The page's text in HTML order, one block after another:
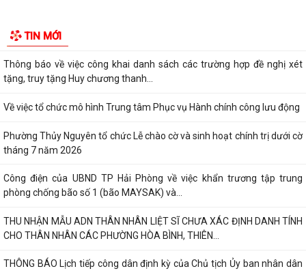
TIN MỚI
sở dữ liệu đất đai trên địa bàn...
Thông báo về việc công khai danh sách các trường hợp đề nghị xét
tặng, truy tặng Huy chương thanh...
Về việc tổ chức mô hình Trung tâm Phục vụ Hành chính công lưu động
Phường Thủy Nguyên tổ chức Lễ chào cờ và sinh hoạt chính trị dưới cờ
tháng 7 năm 2026
Công điện của UBND TP Hải Phòng về việc khẩn trương tập trung
phòng chống bão số 1 (bão MAYSAK) và...
THU NHẬN MẪU ADN THÂN NHÂN LIỆT SĨ CHƯA XÁC ĐỊNH DANH TÍNH
CHO THÂN NHÂN CÁC PHƯỜNG HÒA BÌNH, THIÊN...
THÔNG BÁO Lịch tiếp công dân định kỳ của Chủ tịch Ủy ban nhân dân